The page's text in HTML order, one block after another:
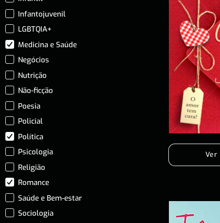
Infantojuvenil
LGBTQIA+
Medicina e Saúde
Negócios
Nutrição
Não-ficção
Poesia
Policial
Política
Psicologia
Religião
Romance
Saúde e Bem-estar
Sociologia
Ver